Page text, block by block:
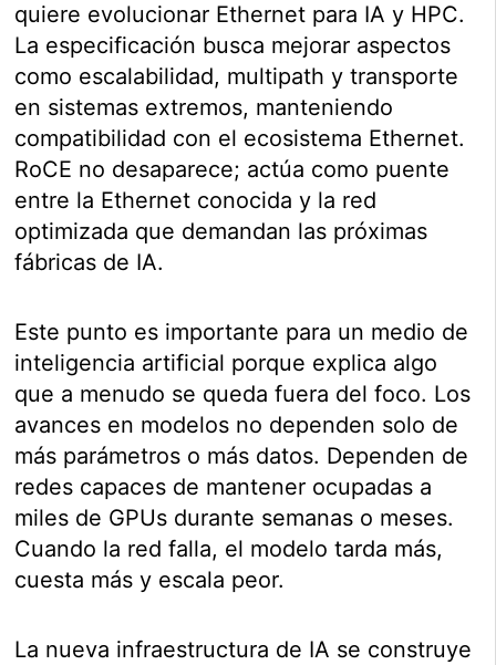
quiere evolucionar Ethernet para IA y HPC.
La especificación busca mejorar aspectos
como escalabilidad, multipath y transporte
en sistemas extremos, manteniendo
compatibilidad con el ecosistema Ethernet.
RoCE no desaparece; actúa como puente
entre la Ethernet conocida y la red
optimizada que demandan las próximas
fábricas de IA.
Este punto es importante para un medio de
inteligencia artificial porque explica algo
que a menudo se queda fuera del foco. Los
avances en modelos no dependen solo de
más parámetros o más datos. Dependen de
redes capaces de mantener ocupadas a
miles de GPUs durante semanas o meses.
Cuando la red falla, el modelo tarda más,
cuesta más y escala peor.
La nueva infraestructura de IA se construye